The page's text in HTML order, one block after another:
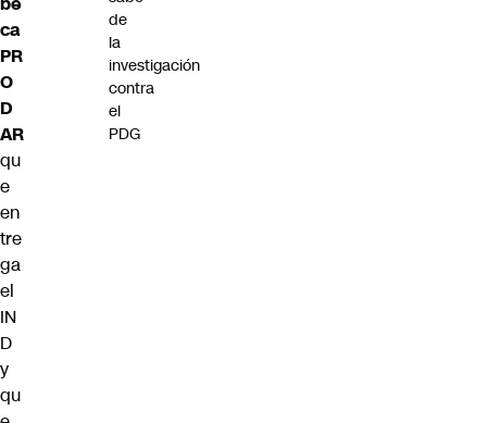
ca
PR
O
D
AR
qu
e
en
tre
ga
el
IN
D
y
qu
de
la
investigación
contra
el
PDG